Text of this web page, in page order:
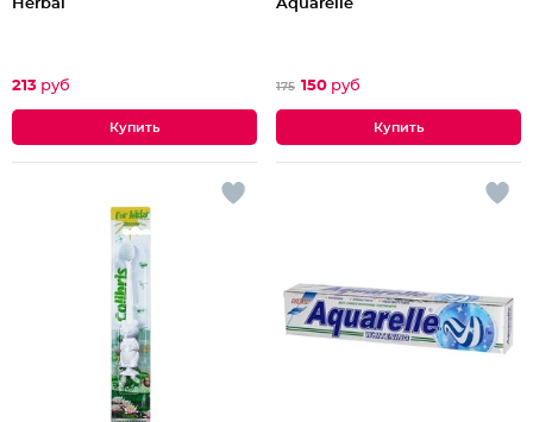
Herbal
213 руб
Aquarelle
175 150 руб